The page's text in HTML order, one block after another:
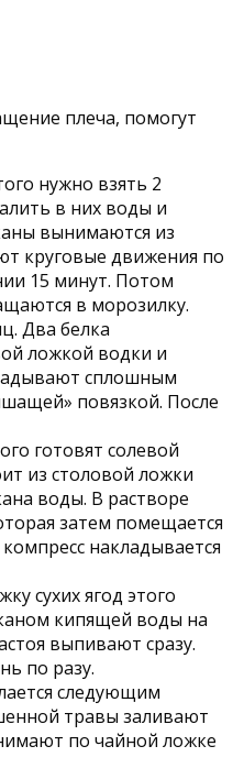
плеча, помогут
нужно взять 2
в них воды и
вынимаются из
круговые движения по
15 минут. Потом
в морозилку.
Два белка
ложкой водки и
сплошным
повязкой. После
готовят солевой
из столовой ложки
воды. В растворе
затем помещается
накладывается
сухих ягод этого
кипящей воды на
выпивают сразу.
по разу.
следующим
травы заливают
по чайной ложке